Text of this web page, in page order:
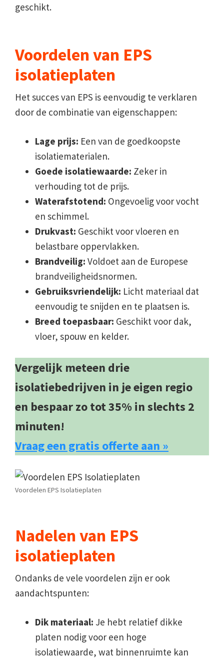
geschikt.
Voordelen van EPS
isolatieplaten
Het succes van EPS is eenvoudig te verklaren
door de combinatie van eigenschappen:
Lage prijs: Een van de goedkoopste
isolatiematerialen.
Goede isolatiewaarde: Zeker in
verhouding tot de prijs.
Waterafstotend: Ongevoelig voor vocht
en schimmel.
Drukvast: Geschikt voor vloeren en
belastbare oppervlakken.
Brandveilig: Voldoet aan de Europese
brandveiligheidsnormen.
Gebruiksvriendelijk: Licht materiaal dat
eenvoudig te snijden en te plaatsen is.
Breed toepasbaar: Geschikt voor dak,
vloer, spouw en kelder.
Vergelijk meteen drie
isolatiebedrijven in je eigen regio
en bespaar zo tot 35% in slechts 2
minuten!
Vraag een gratis offerte aan »
Voordelen EPS Isolatieplaten
Nadelen van EPS
isolatieplaten
Ondanks de vele voordelen zijn er ook
aandachtspunten:
Dik materiaal: Je hebt relatief dikke
platen nodig voor een hoge
isolatiewaarde, wat binnenruimte kan